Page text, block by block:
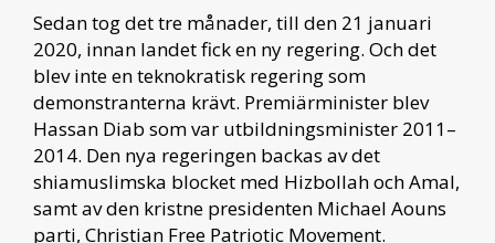
Sedan tog det tre månader, till den 21 januari
2020, innan landet fick en ny regering. Och det
blev inte en teknokratisk regering som
demonstranterna krävt. Premiärminister blev
Hassan Diab som var utbildningsminister 2011–
2014. Den nya regeringen backas av det
shiamuslimska blocket med Hizbollah och Amal,
samt av den kristne presidenten Michael Aouns
parti, Christian Free Patriotic Movement.